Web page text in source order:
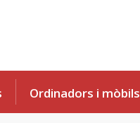
Ordinadors i mòbils